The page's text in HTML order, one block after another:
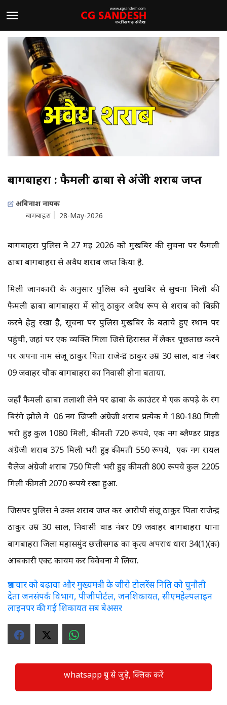
बागबाहरा : फैमली ढाबा से अंग्रेजी शराब जप्त
अविनाश नायक
बागबाहरा
28-May-2026
बागबाहरा पुलिस ने 27 मई 2026 को मुखबिर की सुचना पर फैमली
ढाबा बागबाहरा से अवैध शराब जप्त किया है.
मिली जानकारी के अनुसार पुलिस को मुखबिर से सुचना मिली की
फैमली ढाबा बागबाहरा में सोनू ठाकुर अवैध रूप से शराब को बिक्री
करने हेतु रखा है, सूचना पर पुलिस मुखबिर के बताये हुए स्थान पर
पहुंची, जहां पर एक व्यक्ति मिला जिसे हिरासत में लेकर पूछताछ करने
पर अपना नाम संजू ठाकुर पिता राजेन्द्र ठाकुर उम्र 30 साल, वार्ड नंबर
09 जवाहर चौक बागबाहरा का निवासी होना बताया.
जहाँ फैमली ढाबा तलाशी लेने पर ढाबा के काउंटर मे एक कपड़े के रंग
बिरंगे झोले मे 06 नग जिप्सी अंग्रेजी शराब प्रत्येक मे 180-180 मिली
भरी हुई कुल 1080 मिली, कीमती 720 रूपये, एक नग ब्लैण्डर प्राईड
अंग्रेजी शराब 375 मिली भरी हुई कीमती 550 रूपये, एक नग रायल
चैलेज अंग्रेजी शराब 750 मिली भरी हुई कीमती 800 रूपये कुल 2205
मिली कीमती 2070 रूपये रखा हुआ.
जिसपर पुलिस ने उक्त शराब जप्त कर आरोपी संजू ठाकुर पिता राजेन्द्र
ठाकुर उम्र 30 साल, निवासी वार्ड नंबर 09 जवाहर बागबाहरा थाना
बागबाहरा जिला महासमुंद छत्तीसगढ का कृत्य अपराध धारा 34(1)(क)
आबकारी एक्ट कायम कर विवेचना मे लिया.
भ्रष्टाचार को बढ़ावा और मुख्यमंत्री के जीरो टोलरेंस निति को चुनौती
देता जनसंपर्क विभाग, पीजीपोर्टल, जनशिकायत, सीएमहेल्पलाइन
लाइनपर की गई शिकायत सब बेअसर
whatsapp ग्रुप से जुड़े, क्लिक करें